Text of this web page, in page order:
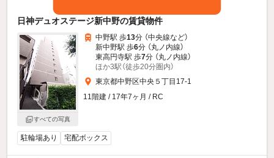
日神デュオステージ新中野の賃貸物件
すべての写真
中野駅 歩13分 （中央線など）
新中野駅 歩6分 （丸ノ内線）
東高円寺駅 歩7分 （丸ノ内線）
ほか3駅（徒歩20分圏内）
東京都中野区中央５丁目17-1
11階建 / 17年7ヶ月 / RC
駐輪場あり 宅配ボックス